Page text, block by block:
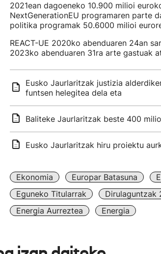
2021ean dagoeneko 10.900 milioi
NextGenerationEU programaren parte
politika programak 50.6000 milioi
REACT-UE 2020ko abenduaren 24an
2023ko abenduaren 31ra arte gastuak
Eusko Jaurlaritzak justizia
funtsen helegitea dela eta
Baliteke Jaurlaritzak beste 400
Eusko Jaurlaritzak hiru proiektu
Ekonomia Europar Batasuna
Eguneko Titularrak
Dirulaguntzak
Energia Aurreztea
Energia